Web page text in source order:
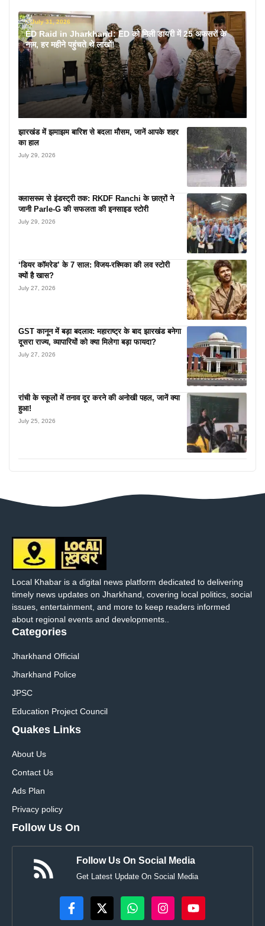
July 31, 2026
ED Raid in Jharkhand: ED को मिली डायरी में 25 अफसरों के
नाम, हर महीने पहुंचते थे लाखों!
झारखंड में झमाझम बारिश से बदला मौसम, जानें आपके शहर
का हाल
July 29, 2026
क्लासरूम से इंडस्ट्री तक: RKDF Ranchi के छात्रों ने
जानी Parle-G की सफलता की इनसाइड स्टोरी
July 29, 2026
‘डियर कॉमरेड’ के 7 साल: विजय-रश्मिका की लव स्टोरी
क्यों है खास?
July 27, 2026
GST कानून में बड़ा बदलाव: महाराष्ट्र के बाद झारखंड बनेगा
दूसरा राज्य, व्यापारियों को क्या मिलेगा बड़ा फायदा?
July 27, 2026
रांची के स्कूलों में तनाव दूर करने की अनोखी पहल, जानें क्या
हुआ!
July 25, 2026
Local Khabar is a digital news platform dedicated to delivering
timely news updates on Jharkhand, covering local politics, social
issues, entertainment, and more to keep readers informed
about regional events and developments..
Categories
Jharkhand Official
Jharkhand Police
JPSC
Education Project Council
Quakes Links
About Us
Contact Us
Ads Plan
Privacy policy
Follow Us On
Follow Us On Social Media
Get Latest Update On Social Media